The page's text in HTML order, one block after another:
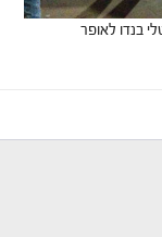
בנדו לאופר